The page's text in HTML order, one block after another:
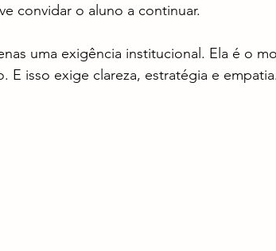
convidar o aluno a continuar.
uma exigência institucional. Ela é o
E isso exige clareza, estratégia e empatia.